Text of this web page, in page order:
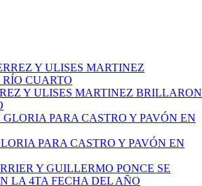
Y ULISES MARTINEZ BRILLARON
PARA CASTRO Y PAVÓN EN